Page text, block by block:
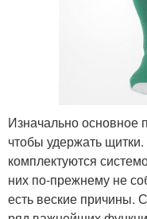
Изначально основное
чтобы удержать
комплектуются
них по-прежнему не
есть веские причины.